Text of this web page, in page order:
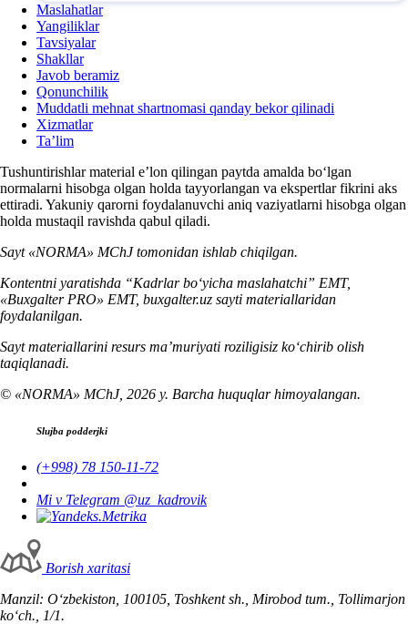
Maslahatlar
Yangiliklar
Tavsiyalar
Shakllar
Javob beramiz
Qonunchilik
Muddatli mehnat shartnomasi qanday bekor qilinadi
Xizmatlar
Ta’lim
Tushuntirishlar material e’lon qilingan paytda amalda boʻlgan
normalarni hisobga olgan holda tayyorlangan va ekspertlar fikrini aks
ettiradi. Yakuniy qarorni foydalanuvchi aniq vaziyatlarni hisobga olgan
holda mustaqil ravishda qabul qiladi.
Sayt «NORMA» MChJ tomonidan ishlab chiqilgan.
Kontentni yaratishda “Kadrlar boʻyicha maslahatchi” EMT,
«Buxgalter PRO» EMT, buxgalter.uz sayti materiallaridan
foydalanilgan.
Sayt materiallarini resurs ma’muriyati roziligisiz koʻchirib olish
taqiqlanadi.
© «NORMA» MChJ, 2026 y. Barcha huquqlar himoyalangan.
Slujba podderjki
(+998) 78 150-11-72
Mi v Telegram @uz_kadrovik
Borish хaritasi
Manzil: Oʻzbekiston, 100105, Toshkent sh., Mirobod tum., Tollimarjon
koʻch., 1/1.